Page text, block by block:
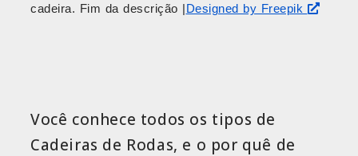
cadeira. Fim da descrição |Designed by Freepik
Você conhece todos os tipos de
Cadeiras de Rodas, e o por quê de